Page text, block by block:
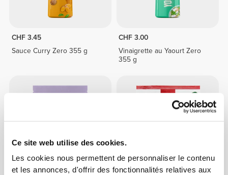
Ce site web utilise des cookies.
Les cookies nous permettent de personnaliser le contenu
et les annonces, d'offrir des fonctionnalités relatives aux
CHF 3.45
Sauce Curry Zero 355 g
CHF 3.00
Vinaigrette au Yaourt Zero
355 g